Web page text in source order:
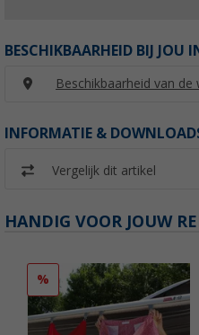
BESCHIKBAARHEID BIJ JOU
Beschikbaarheid van
INFORMATIE &
Vergelijk dit artikel
HANDIG VOOR JOUW
%